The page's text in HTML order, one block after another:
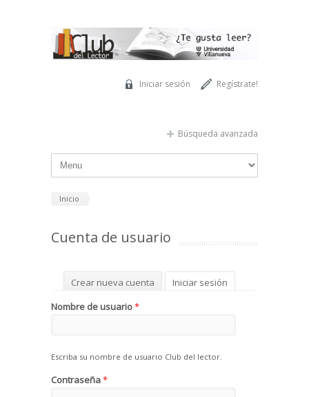
Regístrate!
Iniciar sesión
Búsqueda avanzada
Inicio
Cuenta de usuario
Solapas principales
Crear nueva cuenta Iniciar sesión
Solicitar una nueva contraseña
Nombre de usuario*
Escriba su nombre de usuario Club del lector.
Contraseña*